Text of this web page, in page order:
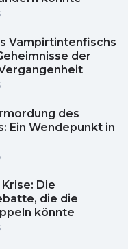
Vampirtintenfischs
der
des
Ein Wendepunkt in
Die
die die
könnte